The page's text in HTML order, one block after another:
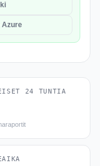
Azure
24 TUNTIA